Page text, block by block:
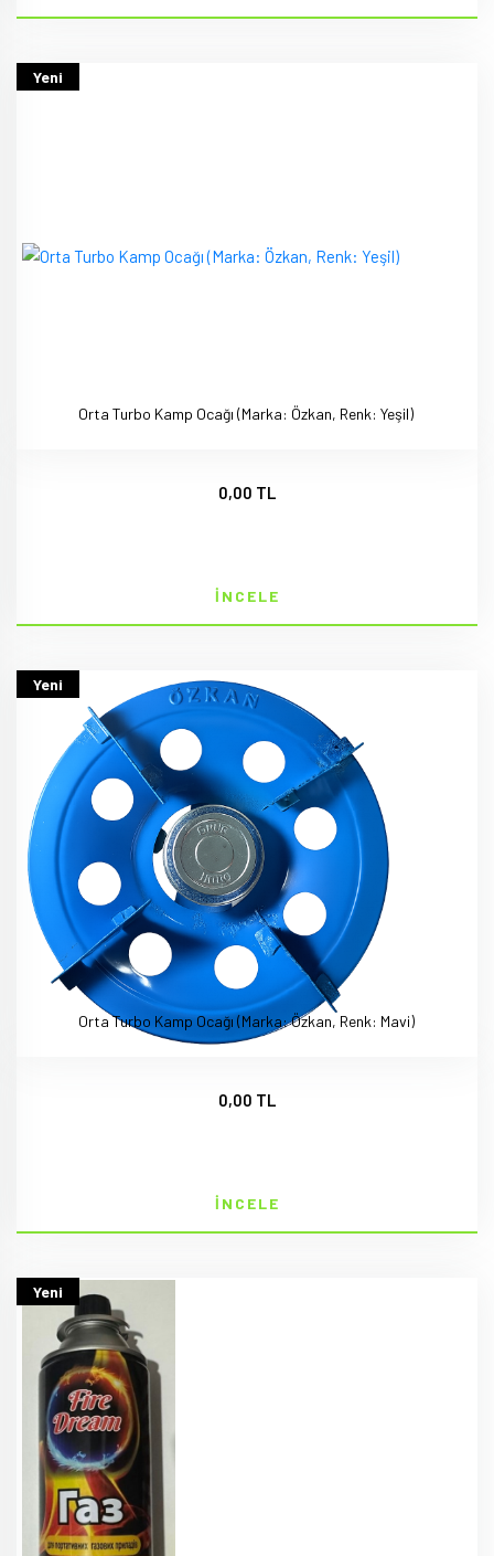
Yeni
Orta Turbo Kamp Ocağı (Marka: Özkan, Renk: Yeşil)
0,00 TL
İNCELE
Yeni
Orta Turbo Kamp Ocağı (Marka: Özkan, Renk: Mavi)
0,00 TL
İNCELE
Yeni